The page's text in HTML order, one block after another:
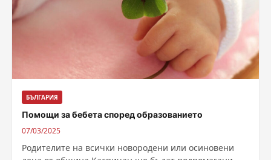
БЪЛГАРИЯ
Помощи за бебета според образованието
07/03/2025
Родителите на всички новородени или осиновени